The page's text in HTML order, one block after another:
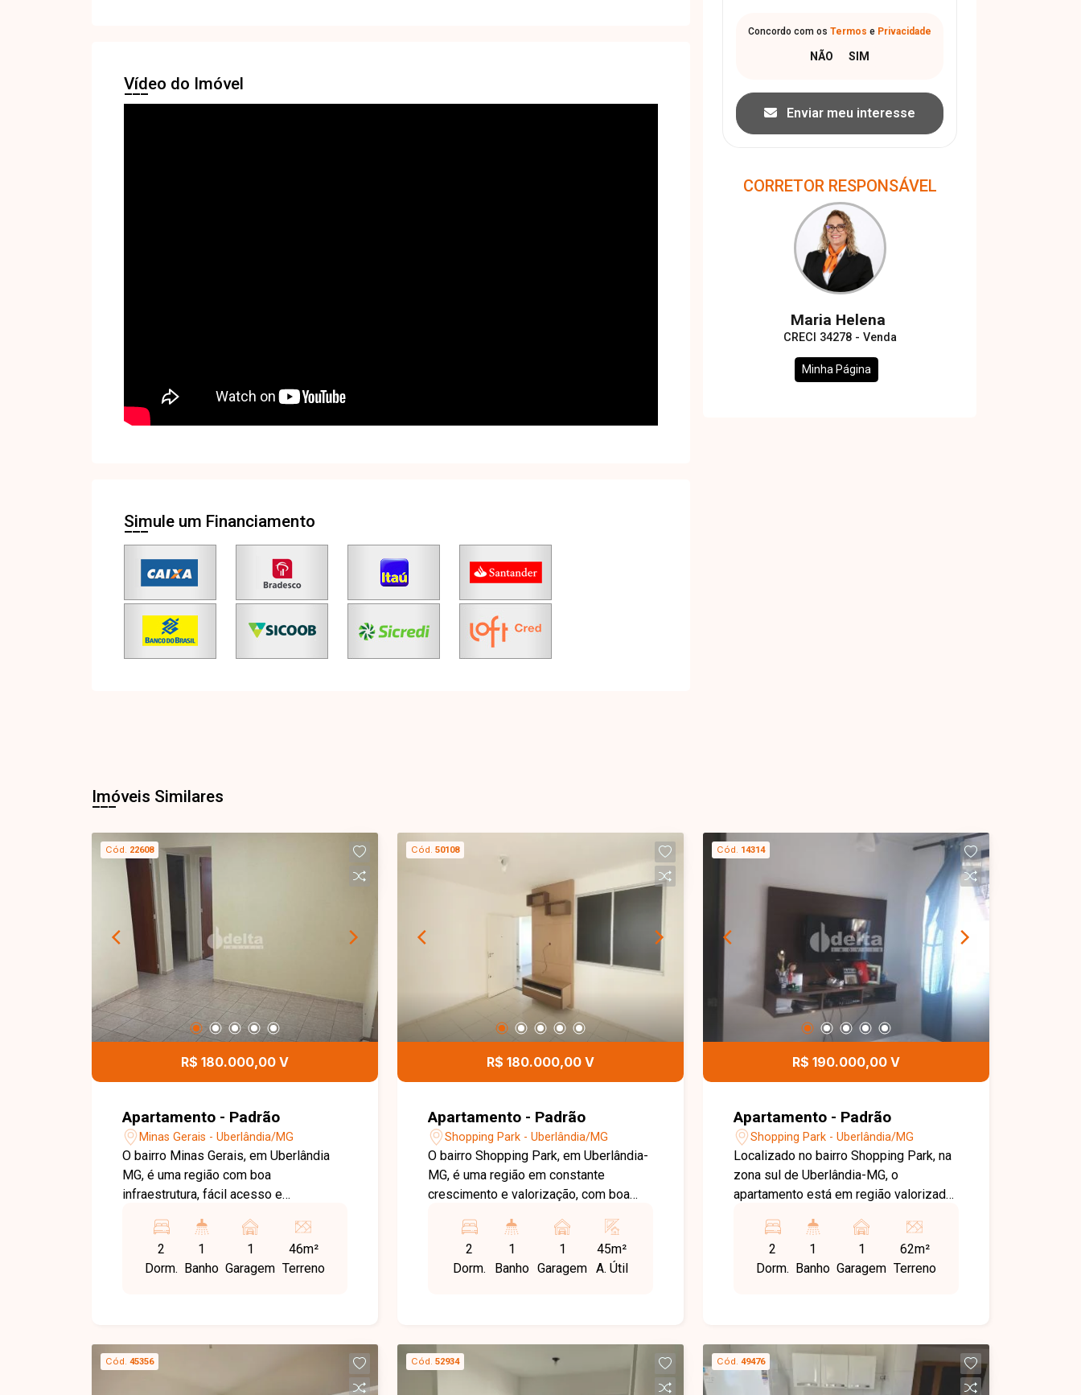
Vídeo do Imóvel
Simule um Financiamento
Concordo com os Termos e Privacidade
Enviar meu interesse
CORRETOR RESPONSÁVEL
Maria Helena
CRECI 34278 - Venda
Minha Página
Imóveis Similares
Cód. 22608
R$ 180.000,00 V
Apartamento - Padrão
Minas Gerais - Uberlândia/MG
O bairro Minas Gerais, em Uberlândia
MG, é uma região com boa
infraestrutura, fácil acesso e
oferecendo praticidade no dia a dia.
Apartamento com aproximadamente 46
m² de área privativa, composto por sala,
2
Dorm.
1
Banho
1
Garagem
46m²
Terreno
Cód. 50108
R$ 180.000,00 V
Apartamento - Padrão
Shopping Park - Uberlândia/MG
O bairro Shopping Park, em Uberlândia-
MG, é uma região em constante
crescimento e valorização, com boa
fácil acesso a importantes vias da
cidade. Apartamento disponível para
venda, com 45 m², composto por sala, 2
oferece portaria 24 horas, espaço
gourmet e quadra de esportes,
proporcionando mais segurança e lazer
2
Dorm.
1
Banho
1
Garagem
45m²
A. Útil
Cód. 14314
R$ 190.000,00 V
Apartamento - Padrão
Shopping Park - Uberlândia/MG
Localizado no bairro Shopping Park, na
zona sul de Uberlândia-MG, o
apartamento está em região valorizada,
oferecendo praticidade e qualidade de
aproximadamente 43,61 m² de área útil
coberta, com ambientes bem
distribuídos e funcionais. Condomínio
com área de lazer, salão de festas,
2
Dorm.
1
Banho
1
Garagem
62m²
Terreno
Cód. 45356 Cód. 52934 Cód. 49476